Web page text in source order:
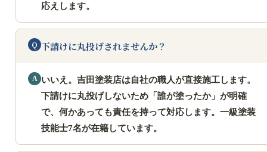
応えします。
下請けに丸投げされませんか？
いいえ。吉田塗装店は自社の職人が直接施工します。
下請けに丸投げしないため「誰が塗ったか」が明確
で、何かあっても責任を持って対応します。一級塗装
技能士7名が在籍しています。